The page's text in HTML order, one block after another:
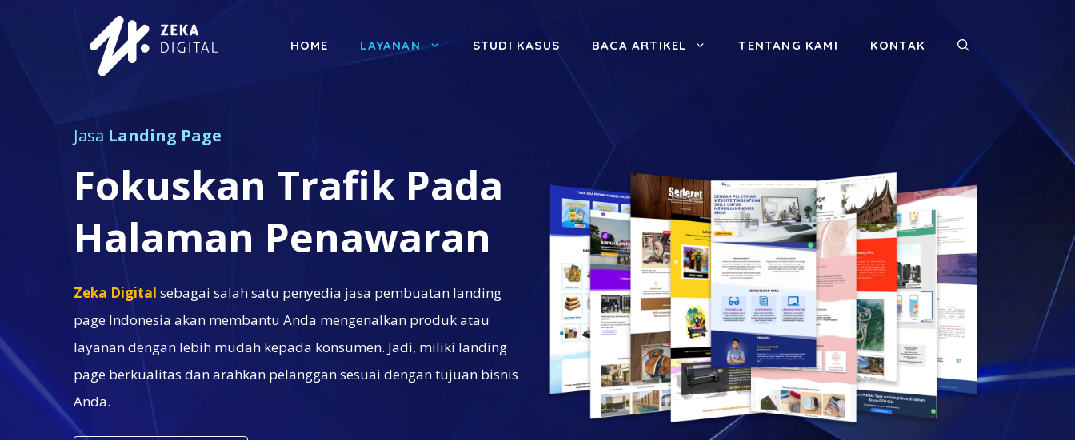
HOME LAYANAN STUDI KASUS BACA ARTIKEL TENTANG KAMI KONTAK
Jasa Landing Page
Fokuskan Trafik Pada
Halaman Penawaran
Zeka Digital sebagai salah satu penyedia jasa pembuatan landing
page Indonesia akan membantu Anda mengenalkan produk atau
layanan dengan lebih mudah kepada konsumen. Jadi, miliki landing
page berkualitas dan arahkan pelanggan sesuai dengan tujuan bisnis
Anda.